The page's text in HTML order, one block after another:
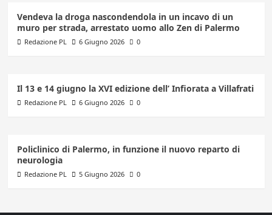
Vendeva la droga nascondendola in un incavo di un
muro per strada, arrestato uomo allo Zen di Palermo
Redazione PL 6 Giugno 2026 0
Il 13 e 14 giugno la XVI edizione dell’ Infiorata a Villafrati
Redazione PL 6 Giugno 2026 0
Policlinico di Palermo, in funzione il nuovo reparto di
neurologia
Redazione PL 5 Giugno 2026 0